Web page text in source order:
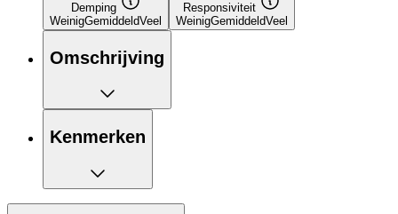
Demping
WeinigGemiddeldVeel
Responsiviteit
WeinigGemiddeldVeel
Omschrijving
Kenmerken